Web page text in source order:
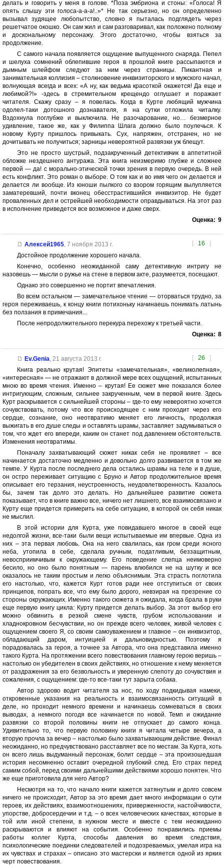
делать и говорить у меня в голове. *Поза эмбриона и стоны: «Голоса! Я
опять слышу эти голоса-а-а-а!..»* Не так серьезно, но он определенно
вызывал зудящее любопытство, словно я пыталась подглядеть через
решетчатое окошко. Он сам жил и сам разговаривал, как положено полному
и доскональному персонажу. Этого достаточно, чтобы взяться за
продолжение.
С самого начала появляется ощущение выпущенного снаряда. Пепел
и шелуха сомнений облепившие героя в прошлой книге рассыпаются и
дымным шлейфом следуют за ним через страницы. Пикантная и
занимательная коллизия – столкновение инквизиторского и мужского начал,
волнующая всегда и всех: «А ну, как ведьма красоткой окажется! Да еще и
любимой?!» -здесь в стремительном крещендо оглушает и поражает
читателя. Скажу сразу – я повелась. Когда в Курте любящий мужчина
одолел-таки дотошного дознавателя, я на сутки отложила читалку.
Вздохнула поглубже и выключила. Не разочарование, но… безмерное
удивление, такое же, как у Филиппа Шлага должно было поулечься. К
новому Курту пришлось привыкать. Сух, напряжен, отстранен, но не
дочитывать не получиться; зарницы невероятной развязки уж блещут.
Это не просто шустрый, подзакрученный детективчик в аппетитной
обложке нездешнего антуража. Эта книга неизмеримо глубже и сложнее
первой — да! с морально-этической точки зрения в первую очередь. В ней
есть конфликт. Это роман о выборе. О том как и во имя чего он делается и
делается ли вообще. Из юноши пылкого со взором горящим вылупляется
заматеревший, почти вконец обесстрастившийся инквизитор. Не будет
проваленных дел и острейшей необходимости оправдываться. На этот раз
в исполнение приведется все возможное и даже сверх.
Оценка: 9
[ 16 ]
Алексей1965, 7 ноября 2013 г.
Достойное продолжение хорошего начала.
Конечно, особенно неожиданной саму детективную интригу не
назовешь — мысли о ружье на стене в первом акте, разумеется, посещают.
Однако это совершенно не портит впечатления.
Во всем остальном — замечательное чтение — оторваться трудно, за
героя переживаешь, к концу книги потихоньку начинаешь понимать латынь
без ползания в примечания...
После непродолжительного перекура перехожу к третьей части.
Оценка: 8
[ 26 ]
Ev.Genia, 21 августа 2013 г.
Книга реально крутая! Эпитеты «замечательная», «великолепная»,
«интересная» — не отражают в должной мере всех ощущений, испытанных
мною во время чтения. Именно – крутая! Ее сюжет мне показался более
интригующим, сложным, сильнее закрученным, чем в первой книге. Здесь
Курт раскрывается с сильнейшей стороны – где-то ему невероятно хочется
сочувствовать, потому что все происходящее с ним проходит через его
сердце, сознание, оно неотвратимо меняет его личность, продолжая
выжигать в его душе следы и оставлять шрамы, заставляет задумываться о
том, что ждет его впереди, каким он станет под давлением обстоятельств.
Изменения неотвратимы.
Поначалу захватывающий сюжет никак себя не проявляет – все
начинается достаточно медленно и довольно долго развивается в том же
темпе. У Курта после последнего дела остались шрамы на теле и в душе,
он остро переживает ситуацию с Бруно и Автор продолжительное время
описывает его терзания, неустроенность, неудовлетворенность. Казалось
бы, зачем так долго это делать. Но дальнейшее развитие сюжета
показывает, что в книге важно все, ничего нет лишнего, все взаимосвязано и
Курту еще придется примерить на себе ситуацию, в которой он себя никак
не мыслил.
В этой истории для Курта, уже повидавшего многое в своей еще
недолгой жизни, все-таки были вещи испытываемые им впервые. Одна из
них – эта первая любовь. Она на него свалилась, как гром среди ясного
неба, утопила в себе, сделала ручным, податливым, беззащитным,
невосприимчивым к окружающему. Его поведение слепца неимоверно
бесило, но оно было понятным — парень влюбился не на шутку и все
оказалось не таким простым и легко объяснимым. Эта страсть поглотила
его настолько, что, кажется Курт готов ради нее отступиться от своих
принципов, попрать все, что ему было дорого, невзирая на презрение со
стороны окружающих. Именно такого сюжета я ожидала, когда брала в руки
еще первую книгу цикла: Курту придется делать выбор. За этот выбор его
можно обвинить в резкой смене чувств, грубом использовании и
хладнокровном бесчувствии, но он прежде всего человек, живой человек с
ощущением своего Я, со своим самоуважением и главное – он инквизитор,
обладающий даром, интуицией и дальновидностью. Поэтому я
порадовалась за героя, а точнее за Автора, что она представила именно
такого Курта. На протяжении всего повествования главному герою веришь –
настолько он убедителен в своих действиях, но отношение к нему меняется
от раздражения за его безвольность и уверенную слепоту до сочувствия и
сожаления, с ощущением: где-то все-таки тут зарыта собака.
Автор здорово водит читателя за нос, по ходу подкидывая намеки,
откровенные указания на реальность и взаимосвязанность ситуаций в
деле, но проходит немного времени и начинаешь сомневаться в своих
выводах, а немного погодя все начинается по новой. Темп и ожидание
развязки со второй половины книги не отпускает до самого конца.
Удивительно то, что первую половину книги я читала четыре вечера, а
вторую прочла за вечер – настолько было захватывающим действие. Финал
неожиданно, но предчувствовано расставляет все по местам. За Курта, хоть
он всего лишь выдуманный персонаж, болит сердце – эта произошедшая
история несомненно оставит очередной глубокий след. Его страх перед
самим собой, перед своими дальнейшими действиями хорошо понятен. Что
же еще приготовила для него Автор?
Несмотря на то, что начало книги кажется затянутым и долго совсем
ничего не происходит, Автор за это время дает много информации о сути
героев, их действиях, взаимоотношениях, приверженности, настойчивости,
упорстве, добросердечии и т.д. – о всех человеческих качествах, которые в
той или иной степени, в нужном месте и вместе с тем неожиданно
раскрываются и влияют на события. Особенно понравились приемы
работы коллег Курта, способы давления во время следствия,
психологические поединки следователей и подозреваемых, умелая игра на
их чувствах и страхах – описано это мастерски и является одной из ярких
черт повествования.